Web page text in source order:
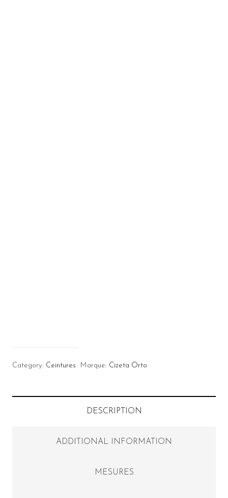
Category: Ceintures Marque: Cizeta Orto
DESCRIPTION
ADDITIONAL INFORMATION
MESURES